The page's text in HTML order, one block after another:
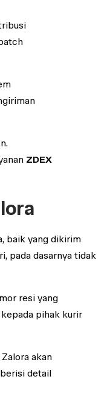
ZDEX
baik yang dikirim
pada dasarnya tidak
resi yang
pihak kurir
akan
detail